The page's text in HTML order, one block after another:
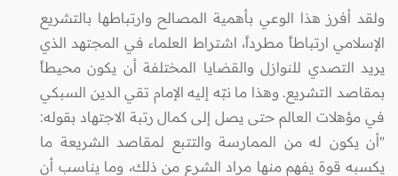
ولقد أفرز هذا الوعي بأهمية المصالح وارتباطها بالتشريع
الإسلامي ارتباطاً مطرداً، اشتراط العلماء في المجتهد الذي
يريد التصدي للنوازل والقضايا المختلفة أن يكون محيطاً
بمقاصد التشريع. وهذا ما نبّه إليه الإمام تقي الدين السبكي
في مؤهلات العالم حتى يصل إلى كمال رتبة الاجتهاد بقوله:
"أن يكون له من الممارسة والتتبع لمقاصد الشريعة ما
يكسبه قوة يفهم منها مراد الشرع من ذلك، وما يناسب أن